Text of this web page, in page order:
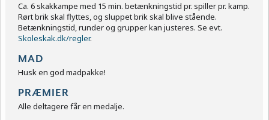
Ca. 6 skakkampe med 15 min. betænkningstid pr. spiller pr. kamp.
Rørt brik skal flyttes, og sluppet brik skal blive stående.
Betænkningstid, runder og grupper kan justeres. Se evt.
Skoleskak.dk/regler.
MAD
Husk en god madpakke!
PRÆMIER
Alle deltagere får en medalje.